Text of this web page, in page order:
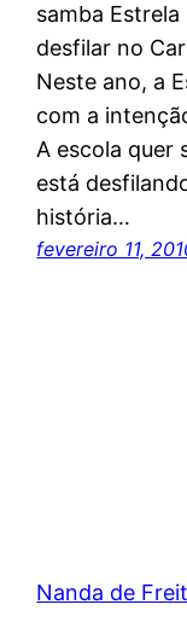
samba Estrela
desfilar no
Neste ano, a
com a
A escola quer
está
história…
fevereiro 11,
Nanda de